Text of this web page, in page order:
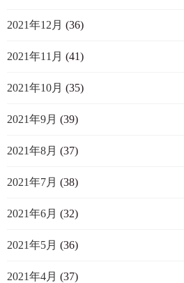
2021年12月 (36)
2021年11月 (41)
2021年10月 (35)
2021年9月 (39)
2021年8月 (37)
2021年7月 (38)
2021年6月 (32)
2021年5月 (36)
2021年4月 (37)